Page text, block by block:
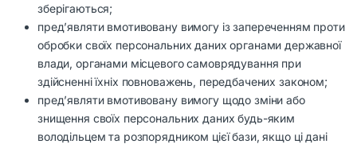
зберігаються;
пред’являти вмотивовану вимогу із запереченням проти
обробки своїх персональних даних органами державної
влади, органами місцевого самоврядування при
здійсненні їхніх повноважень, передбачених законом;
пред’являти вмотивовану вимогу щодо зміни або
знищення своїх персональних даних будь-яким
володільцем та розпорядником цієї бази, якщо ці дані